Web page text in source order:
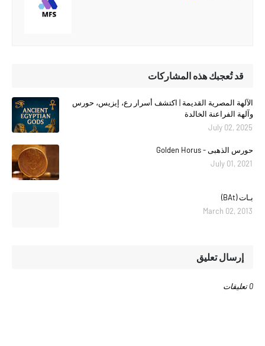
قد تُعجبك هذه المشاركات
الآلهة المصرية القديمة | اكتشف أسرار رع، إيزيس، حورس
وآلهة الفراعنة الخالدة
July 02, 2025
حورس الذهبى - Golden Horus
July 01, 2021
بـات (BAt)
March 02, 2013
إرسال تعليق
0 تعليقات